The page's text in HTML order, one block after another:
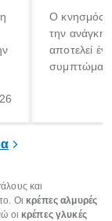
Ο κνησμός
την ανάγκη
αποτελεί
και
Οι κρέπες αλμυρές
οι κρέπες γλυκές